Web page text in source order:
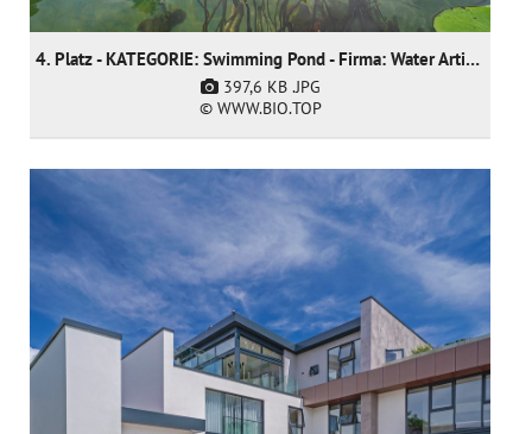
4. Platz - KATEGORIE: Swimming Pond - Firma: Water Artisans
397,6 KB .JPG
© WWW.BIO.TOP